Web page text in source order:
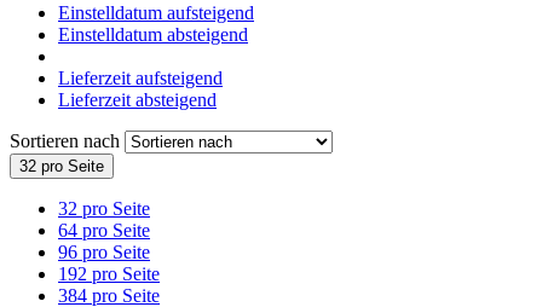
Einstelldatum aufsteigend
Einstelldatum absteigend
Lieferzeit aufsteigend
Lieferzeit absteigend
Sortieren nach
32 pro Seite
32 pro Seite
64 pro Seite
96 pro Seite
192 pro Seite
384 pro Seite